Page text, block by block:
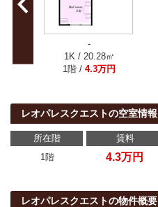
-
1K / 20.28㎡
1階 / 4.3万円
レオパレスクエストの空室情報
所在階 賃料
1階
4.3万円
レオパレスクエストの物件概要